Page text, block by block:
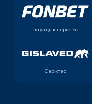
Титулдық серіктес
Серіктес